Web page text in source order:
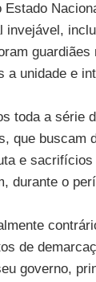
Estado
invejável,
a unidade e
toda a série
que buscam
e
durante o
de
governo,